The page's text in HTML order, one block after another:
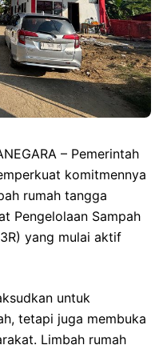
– Pemerintah
komitmennya
rumah tangga
Pengelolaan Sampah
yang mulai aktif
untuk
tetapi juga membuka
Limbah rumah